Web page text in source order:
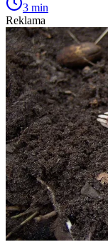
3 min
Reklama